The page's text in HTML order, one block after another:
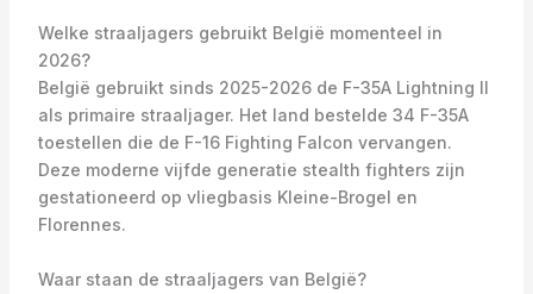
Welke straaljagers gebruikt België momenteel in
2026?
België gebruikt sinds 2025-2026 de F-35A Lightning II
als primaire straaljager. Het land bestelde 34 F-35A
toestellen die de F-16 Fighting Falcon vervangen.
Deze moderne vijfde generatie stealth fighters zijn
gestationeerd op vliegbasis Kleine-Brogel en
Florennes.
Waar staan de straaljagers van België?